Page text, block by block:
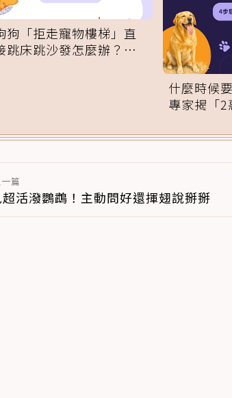
狗「拒走寵物樓梯」直
跳床跳沙發怎麼辦？專
什麼時候
專家揭「2
篇
活潑鸚鵡！主動問好還揮翅說掰掰